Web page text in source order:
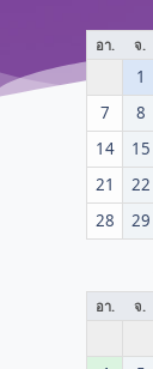
อา. จ.
1
7
8
14
15
21
22
28
29
อา. จ.